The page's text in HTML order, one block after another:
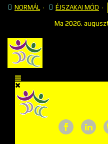
NORMÁL ÉJSZAKAI MÓD
Ma 2026.